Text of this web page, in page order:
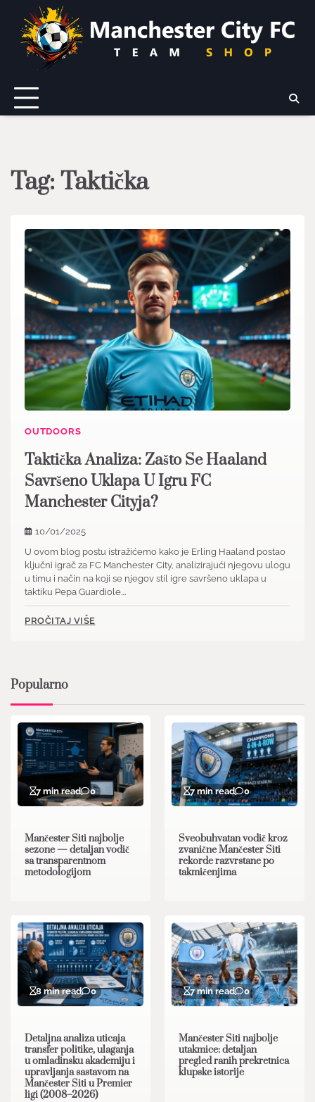
content
Tag:Taktička
OUTDOORS
Taktička Analiza: Zašto Se Haaland
Savršeno Uklapa U Igru FC
Manchester Cityja?
10/01/2025
U ovom blog postu istražićemo kako je Erling Haaland postao
ključni igrač za FC Manchester City, analizirajući njegovu ulogu
u timu i način na koji se njegov stil igre savršeno uklapa u
taktiku Pepa Guardiole.…
PROČITAJ VIŠE
Popularno
7 min read 0
Mančester Siti najbolje
sezone — detaljan vodič
sa transparentnom
metodologijom
7 min read 0
Sveobuhvatan vodič kroz
zvanične Mančester Siti
rekorde razvrstane po
takmičenjima
8 min read 0
Detaljna analiza uticaja
transfer politike, ulaganja
u omladinsku akademiju i
upravljanja sastavom na
Mančester Siti u Premier
ligi (2008–2026)
7 min read 0
Mančester Siti najbolje
utakmice: detaljan
pregled ranih prekretnica
klupske istorije